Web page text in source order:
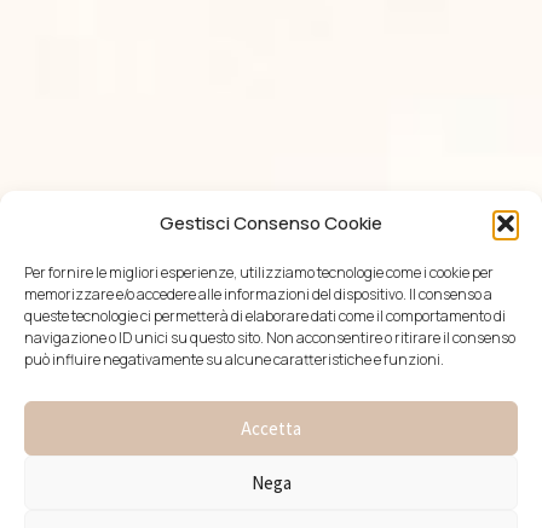
Gestisci Consenso Cookie
Per fornire le migliori esperienze, utilizziamo tecnologie come i cookie per
memorizzare e/o accedere alle informazioni del dispositivo. Il consenso a
queste tecnologie ci permetterà di elaborare dati come il comportamento di
navigazione o ID unici su questo sito. Non acconsentire o ritirare il consenso
può influire negativamente su alcune caratteristiche e funzioni.
Accetta
Nega